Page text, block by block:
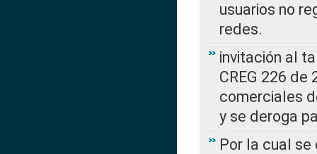
usuarios no
redes.
invitación al
CREG 226
comerciales
y se deroga
Por la cual